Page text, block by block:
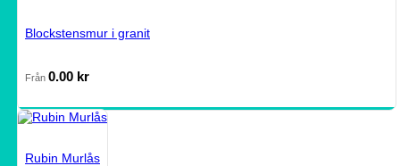
Blockstensmur i granit
Från 0.00 kr
Rubin Murlås